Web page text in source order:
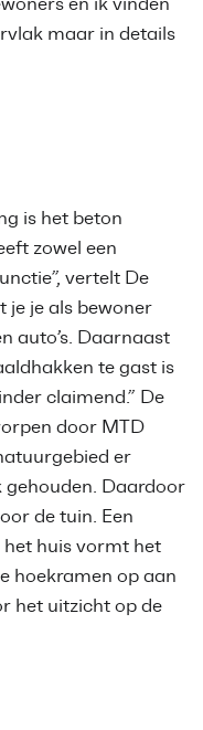
maar in details
is het beton
zowel een
vertelt De
je je als bewoner
auto’s. Daarnaast
te gast is
claimend.” De
door MTD
er
Daardoor
de tuin. Een
huis vormt het
hoekramen op aan
het uitzicht op de